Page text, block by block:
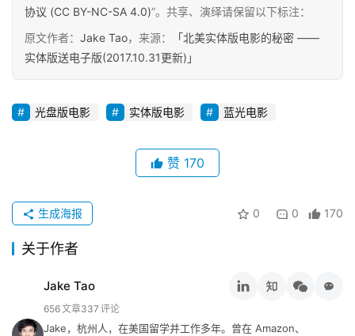
协议 (CC BY-NC-SA 4.0)”。共享、演绎请保留以下标注：
原文作者： Jake Tao，来源：
「北美实体版电影的秘密 ——
实体版送电子版(2017.10.31更新)」
光盘版电影 实体版电影 蓝光电影
赞 170
0 0 170
生成海报
关于作者
Jake Tao
656文章337 评论
Jake，杭州人，在美国留学并工作多年。曾在 Amazon、